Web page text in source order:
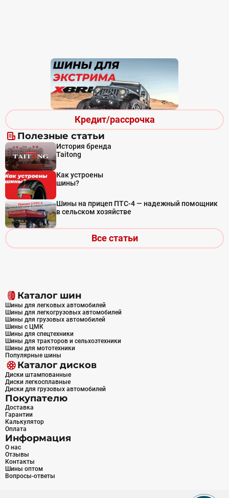
Кредит/рассрочка
Полезные статьи
История бренда
Taitong
Как устроены
шины?
Шины на прицеп ПТС-4 — надежный помощник
в сельском хозяйстве
Все статьи
Каталог шин
Шины для легковых автомобилей
Шины для легкогрузовых автомобилей
Шины для грузовых автомобилей
Шины с ЦМК
Шины для спецтехники
Шины для тракторов и сельхозтехники
Шины для мототехники
Популярные шины
Каталог дисков
Диски штампованные
Диски легкосплавные
Диски для грузовых автомобилей
Покупателю
Доставка
Гарантии
Калькулятор
Оплата
Информация
О нас
Отзывы
Контакты
Шины оптом
Вопросы-ответы